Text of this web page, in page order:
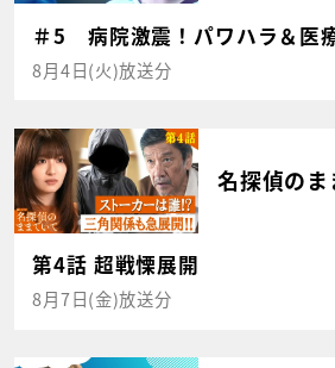
＃5 病院激震！パワハラ＆医
8月4日(火)放送分
名探偵のま
第4話 超戦慄展開
8月7日(金)放送分